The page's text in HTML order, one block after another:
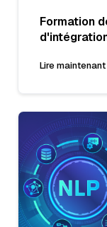
Formation
Lire maintenant